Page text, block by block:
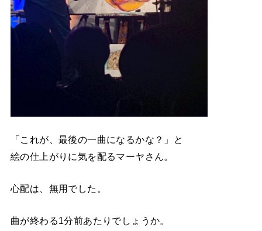
「これが、最後の一曲になるかな？」と
絵の仕上がりに気を配るマーヤさん。
心配は、無用でした。
曲が終わる1分前あたりでしょうか。